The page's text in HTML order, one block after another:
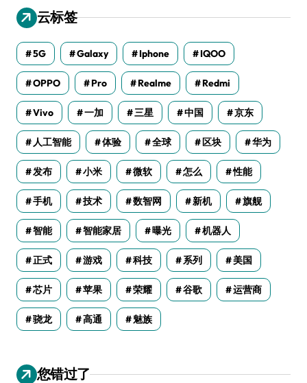
云标签
5G Galaxy Iphone IQOO
OPPO Pro Realme Redmi
Vivo 一加 三星 中国 京东
人工智能 体验 全球 区块 华为
发布 小米 微软 怎么 性能
手机 技术 数智网 新机 旗舰
智能 智能家居 曝光 机器人
正式 游戏 科技 系列 美国
芯片 苹果 荣耀 谷歌 运营商
骁龙 高通 魅族
您错过了